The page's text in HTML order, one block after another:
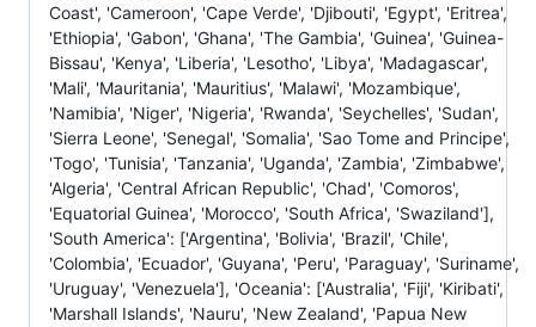
Coast', 'Cameroon', 'Cape Verde', 'Djibouti', 'Egypt', 'Eritrea',
'Ethiopia', 'Gabon', 'Ghana', 'The Gambia', 'Guinea', 'Guinea-
Bissau', 'Kenya', 'Liberia', 'Lesotho', 'Libya', 'Madagascar',
'Mali', 'Mauritania', 'Mauritius', 'Malawi', 'Mozambique',
'Namibia', 'Niger', 'Nigeria', 'Rwanda', 'Seychelles', 'Sudan',
'Sierra Leone', 'Senegal', 'Somalia', 'Sao Tome and Principe',
'Togo', 'Tunisia', 'Tanzania', 'Uganda', 'Zambia', 'Zimbabwe',
'Algeria', 'Central African Republic', 'Chad', 'Comoros',
'Equatorial Guinea', 'Morocco', 'South Africa', 'Swaziland'],
'South America': ['Argentina', 'Bolivia', 'Brazil', 'Chile',
'Colombia', 'Ecuador', 'Guyana', 'Peru', 'Paraguay', 'Suriname',
'Uruguay', 'Venezuela'], 'Oceania': ['Australia', 'Fiji', 'Kiribati',
'Marshall Islands', 'Nauru', 'New Zealand', 'Papua New